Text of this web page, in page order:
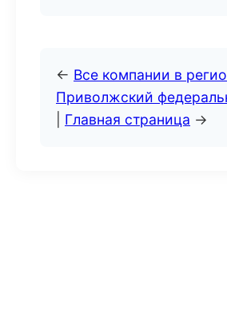
← Все компании в
Приволжский
Главная страница →